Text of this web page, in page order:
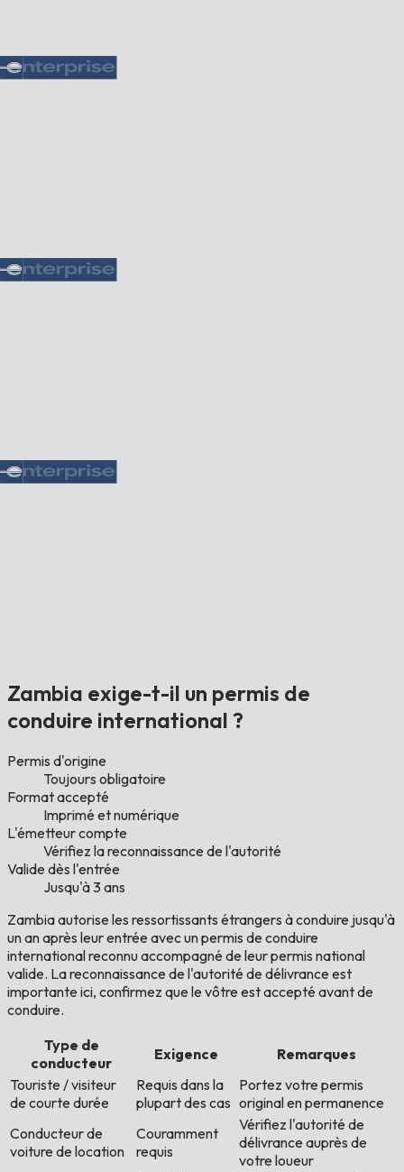
Zambia exige-t-il un permis de
conduire international ?
Permis d'origine
Toujours obligatoire
Format accepté
Imprimé et numérique
L'émetteur compte
Vérifiez la reconnaissance de l'autorité
Valide dès l'entrée
Jusqu'à 3 ans
Zambia autorise les ressortissants étrangers à conduire jusqu'à
un an après leur entrée avec un permis de conduire
international reconnu accompagné de leur permis national
valide. La reconnaissance de l'autorité de délivrance est
importante ici, confirmez que le vôtre est accepté avant de
conduire.
Type de
conducteur
Exigence
Remarques
Touriste / visiteur
de courte durée
Requis dans la
plupart des cas
Portez votre permis
original en permanence
Conducteur de
voiture de location
Couramment
requis
Vérifiez l'autorité de
délivrance auprès de
votre loueur